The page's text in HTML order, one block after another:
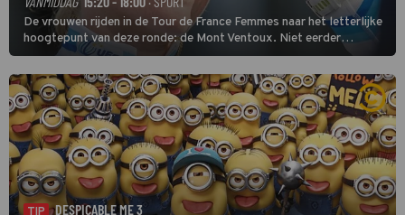
De vrouwen rijden in de Tour de France Femmes naar het letterlijke
hoogtepunt van deze ronde: de Mont Ventoux. Niet eerder
finishten de vrouwen voor deze koers op deze kale col uit de
buitencategorie. De aanloop naar de slotklim is vlak.
DESPICABLE ME 3